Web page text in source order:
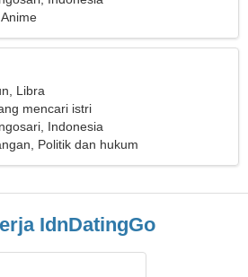
Libra
mencari istri
Indonesia
Politik dan hukum
IdnDatingGo